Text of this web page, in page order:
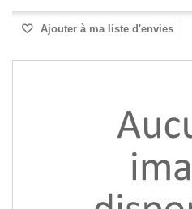
Ajouter à ma liste d'envies